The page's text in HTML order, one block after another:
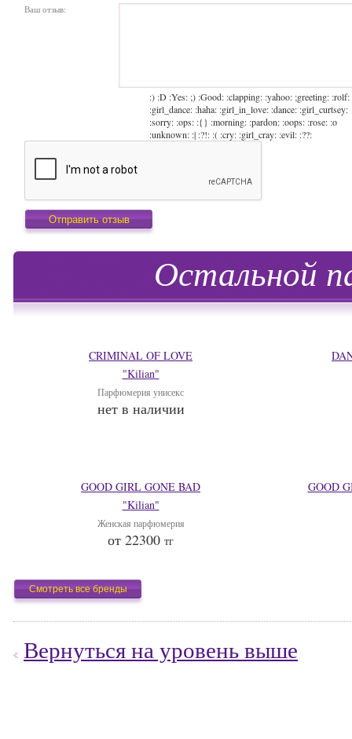
Ваш отзыв:
:) :D :Yes: ;) :Good: :clapping: :yahoo: ;greeting: :rolf:
:girl_dance: :haha: :girl_in_love: :dance: :girl_curtsey:
:sorry: :ops: :{} :morning: :pardon: :oops: :rose: :o
:unknown: :| :?!: :( :cry: :girl_cray: :evil: :??:
Остальной
CRIMINAL OF LOVE
"Kilian"
Парфюмерия унисекс
нет в наличии
GOOD GIRL GONE BAD
"Kilian"
Женская парфюмерия
от 22300 тг
GOOD
Смотреть все бренды
Вернуться на уровень выше